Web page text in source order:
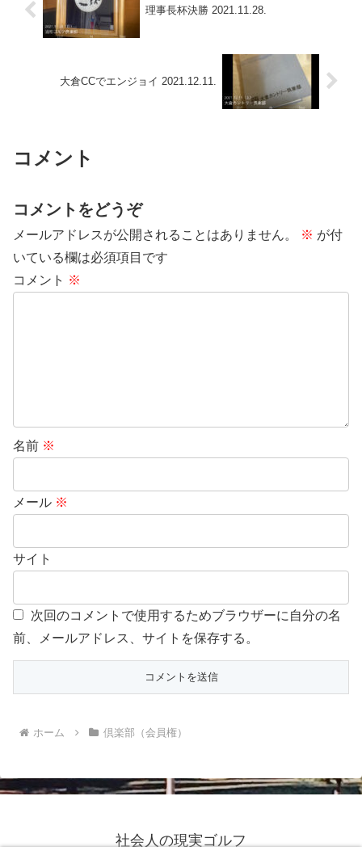
理事長杯決勝 2021.11.28.
大倉CCでエンジョイ 2021.12.11.
コメント
コメントをどうぞ
メールアドレスが公開されることはありません。 ※ が付
いている欄は必須項目です
コメント ※
名前 ※
メール ※
サイト
次回のコメントで使用するためブラウザーに自分の名
前、メールアドレス、サイトを保存する。
ホーム 倶楽部（会員権）
社会人の現実ゴルフ